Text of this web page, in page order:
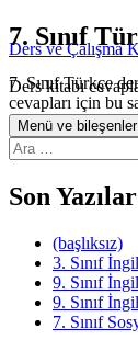
İçeriğe
atla
Ders ve Çalışma
Ders kitabı
Menü ve bileşenler
Arama:
Son Yazılar
(başlıksız)
3. Sınıf
9. Sınıf
9. Sınıf
7. Sınıf
7. Sınıf
7. Sınıf Türkçe
cevapları için bu